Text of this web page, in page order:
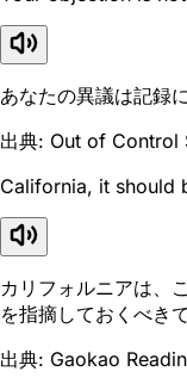
あなたの異議は記録
出典: Out of Control
California, it should
カリフォルニアは、
を指摘しておくべきで
出典: Gaokao